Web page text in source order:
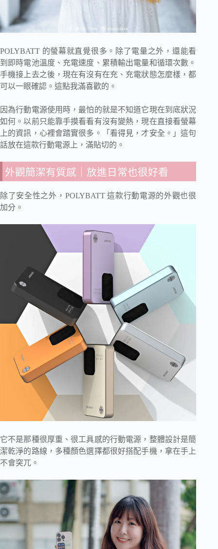
POLYBATT 的螢幕就直覺很多。 除了電量之外，還能看
到即時電池溫度、充電速度、累積輸出電量和循環次數。
手機接上去之後，現在有沒有在充、充電狀態怎麼樣，都
可以一眼確認。 這點我滿喜歡的。
因為行動電源使用時，最怕的就是不知道它現在到底狀況
如何。以前只能靠手摸看看有沒有變熱，現在直接看螢幕
上的資訊，心裡會踏實很多。
「看得見，才安全。」這句
話放在這款行動電源上，滿貼切的。
外觀簡潔有質感｜放進日常也很好看
除了安全性之外，POLYBATT 這款行動電源的外觀也很
加分。
它不是那種很厚重、很工具感的行動電源，整體設計是簡
潔乾淨的路線，多種顏色選擇都很好搭配手機，拿在手上
不會突兀。